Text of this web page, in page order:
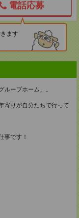
電話応募
ます
ープホーム」。
寄りが自分たちで行って
事です！